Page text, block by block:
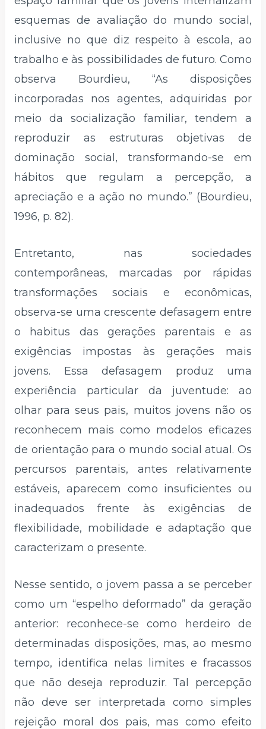
esquemas de avaliação do mundo social,
inclusive no que diz respeito à escola, ao
trabalho e às possibilidades de futuro. Como
observa Bourdieu, “As disposições
incorporadas nos agentes, adquiridas por
meio da socialização familiar, tendem a
reproduzir as estruturas objetivas de
dominação social, transformando-se em
hábitos que regulam a percepção, a
apreciação e a ação no mundo.” (Bourdieu,
1996, p. 82).
Entretanto, nas sociedades
contemporâneas, marcadas por rápidas
transformações sociais e econômicas,
observa-se uma crescente defasagem entre
o habitus das gerações parentais e as
exigências impostas às gerações mais
jovens. Essa defasagem produz uma
experiência particular da juventude: ao
olhar para seus pais, muitos jovens não os
reconhecem mais como modelos eficazes
de orientação para o mundo social atual. Os
percursos parentais, antes relativamente
estáveis, aparecem como insuficientes ou
inadequados frente às exigências de
flexibilidade, mobilidade e adaptação que
caracterizam o presente.
Nesse sentido, o jovem passa a se perceber
como um “espelho deformado” da geração
anterior: reconhece-se como herdeiro de
determinadas disposições, mas, ao mesmo
tempo, identifica nelas limites e fracassos
que não deseja reproduzir. Tal percepção
não deve ser interpretada como simples
rejeição moral dos pais, mas como efeito